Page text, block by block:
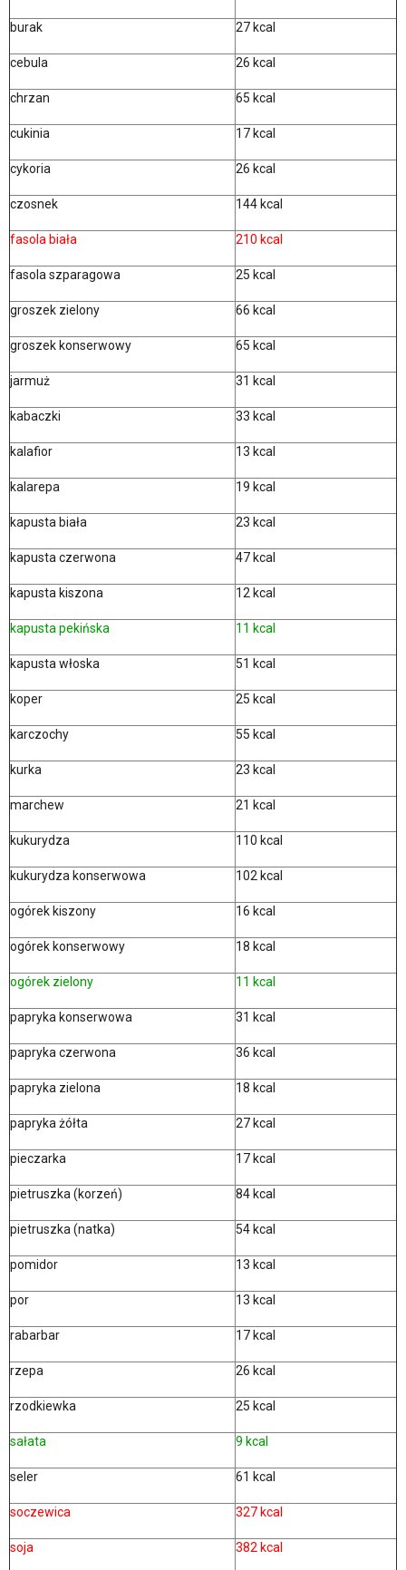
burak 27 kcal
cebula 26 kcal
chrzan 65 kcal
cukinia 17 kcal
cykoria 26 kcal
czosnek 144 kcal
fasola biała 210 kcal
fasola szparagowa 25 kcal
groszek zielony 66 kcal
groszek konserwowy 65 kcal
jarmuż 31 kcal
kabaczki 33 kcal
kalafior 13 kcal
kalarepa 19 kcal
kapusta biała 23 kcal
kapusta czerwona 47 kcal
kapusta kiszona 12 kcal
kapusta pekińska 11 kcal
kapusta włoska 51 kcal
koper 25 kcal
karczochy 55 kcal
kurka 23 kcal
marchew 21 kcal
kukurydza 110 kcal
kukurydza konserwowa 102 kcal
ogórek kiszony 16 kcal
ogórek konserwowy 18 kcal
ogórek zielony 11 kcal
papryka konserwowa 31 kcal
papryka czerwona 36 kcal
papryka zielona 18 kcal
papryka żółta 27 kcal
pieczarka 17 kcal
pietruszka (korzeń) 84 kcal
pietruszka (natka) 54 kcal
pomidor 13 kcal
por 13 kcal
rabarbar 17 kcal
rzepa 26 kcal
rzodkiewka 25 kcal
sałata 9 kcal
seler 61 kcal
soczewica 327 kcal
soja 382 kcal